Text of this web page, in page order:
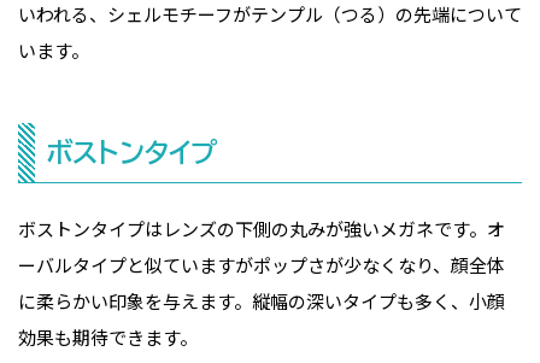
いわれる、シェルモチーフがテンプル（つる）の先端について
います。
ボストンタイプ
ボストンタイプはレンズの下側の丸みが強いメガネです。オ
ーバルタイプと似ていますがポップさが少なくなり、顔全体
に柔らかい印象を与えます。縦幅の深いタイプも多く、小顔
効果も期待できます。